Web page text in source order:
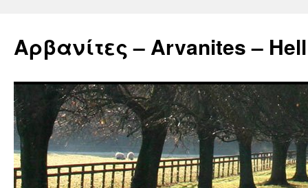
περιεχόμενο
Αρβανίτες – Arvanites –